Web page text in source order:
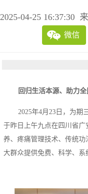
2025-04-25 16:37:30
微信
回归生活本源、助力
2025年4月23日，为期
于昨日上午九点在四川省
养、疼痛管理技术、传统
大群众提供免费、科学、系